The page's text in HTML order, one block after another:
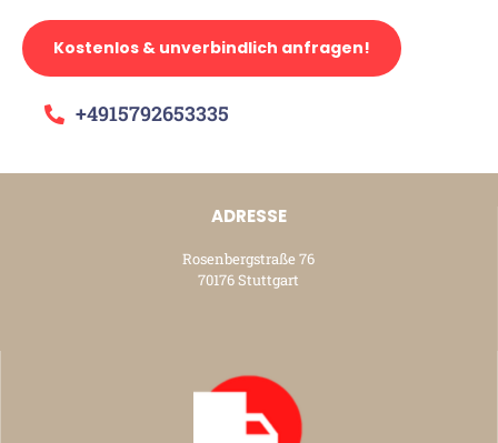
Kostenlos & unverbindlich anfragen!
+4915792653335
ADRESSE
Rosenbergstraße 76
70176 Stuttgart